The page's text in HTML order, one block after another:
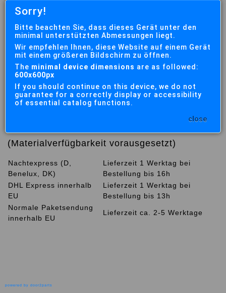
autorisierten Fachhandel (siehe Händlersuche)
Bitte melden Sie eine Ersatzteil-Rücksendung
unbedingt über dasOnlineformularan.
UNSERE AKTUELLEN ABVERKAUFSANGEBOTE
(Materialverfügbarkeit vorausgesetzt)
Nachtexpress (D,
Benelux, DK)
Lieferzeit 1 Werktag bei
Bestellung bis 16h
DHL Express innerhalb
EU
Lieferzeit 1 Werktag bei
Bestellung bis 13h
Normale Paketsendung
innerhalb EU
Lieferzeit ca. 2-5 Werktage
powered by door2parts
Sorry!
Bitte beachten Sie, dass dieses Gerät unter den
minimal unterstützten Abmessungen liegt.
Wir empfehlen Ihnen, diese Website auf einem Gerät
mit einem größeren Bildschirm zu öffnen.
The minimal device dimensions are as followed:
600x600px
If you should continue on this device, we do not
guarantee for a correctly display or accessibility
of essential catalog functions.
close